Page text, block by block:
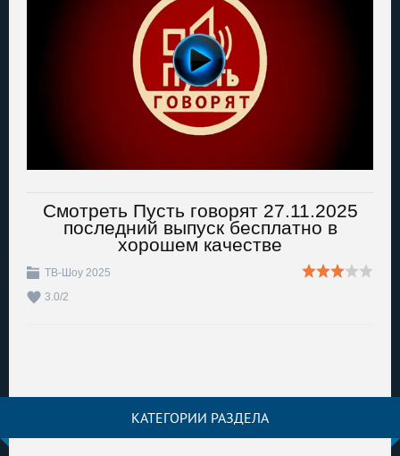
Смотреть Пусть говорят 27.11.2025
последний выпуск бесплатно в
хорошем качестве
ТВ-Шоу 2025
3.0/2
КАТЕГОРИИ РАЗДЕЛА